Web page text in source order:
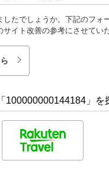
たでしょうか。下記のフォ
イト改善の参考にさせてい
100000000144184」を